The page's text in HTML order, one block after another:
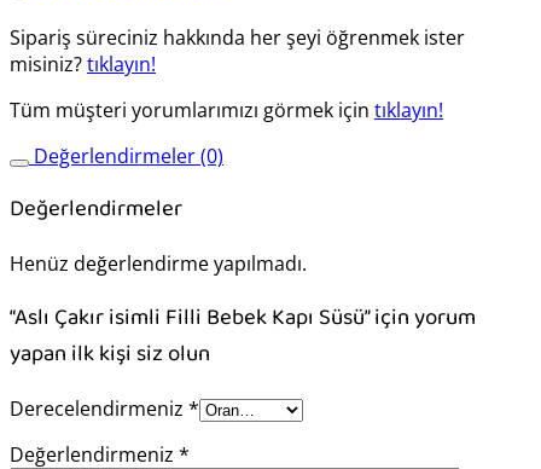
Sipariş süreciniz hakkında her şeyi öğrenmek ister
misiniz?tıklayın!
Tüm müşteri yorumlarımızı görmek için tıklayın!
Değerlendirmeler (0)
Değerlendirmeler
Henüz değerlendirme yapılmadı.
“Aslı Çakır isimli Filli Bebek Kapı Süsü” için yorum
yapan ilk kişi siz olun
Derecelendirmeniz *
Değerlendirmeniz *